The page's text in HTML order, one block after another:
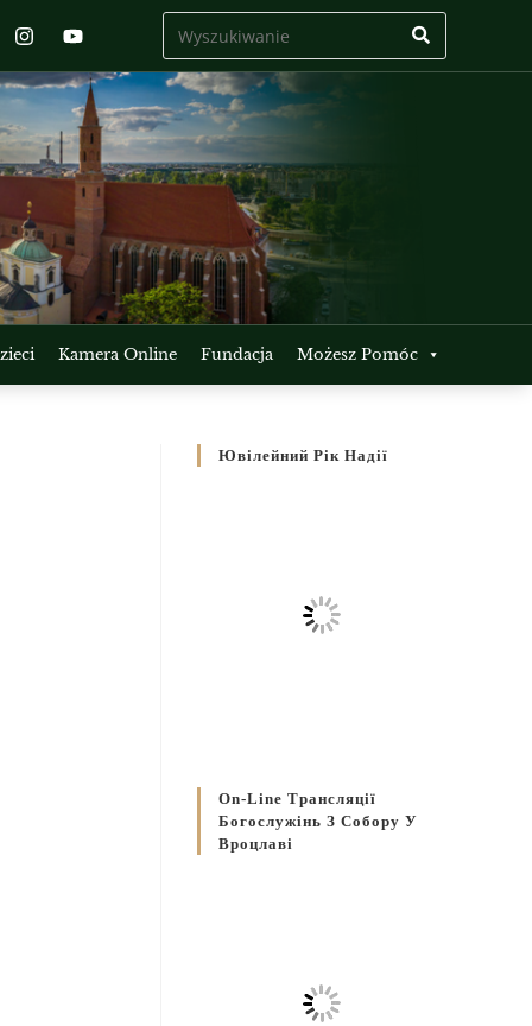
Kamera Online Fundacja Możesz Pomóc
Ювілейний Рік Надії
On-Line Трансляції
Богослужінь З Собору У
Вроцлаві